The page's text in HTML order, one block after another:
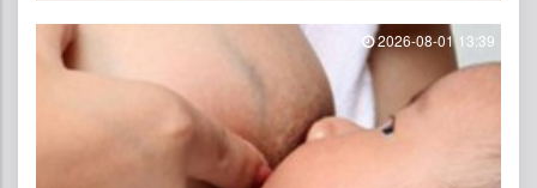
2026-08-01 13:39